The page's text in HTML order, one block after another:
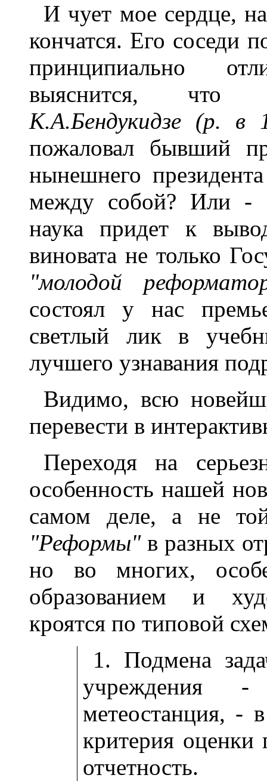
И чует мое сердце,
кончатся. Его соседи
принципиально
выяснится, что
К.А.Бендукидзе (р. в
пожаловал бывший
нынешнего
между собой? Или -
наука придет к
виновата не только
"молодой
состоял у нас
светлый лик в
лучшего узнавания
Видимо, всю
перевести в
Переходя на
особенность нашей
самом деле, а не
"Реформы"в разных
но во многих,
образованием и
кроятся по типовой
1. Подмена
учреждения
метеостанция, -
критерия оценки
отчетность.